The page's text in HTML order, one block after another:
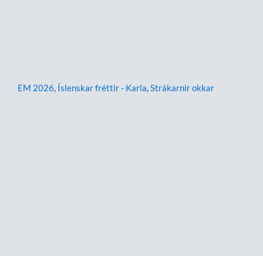
EM 2026, Íslenskar fréttir - Karla,Strákarnir okkar